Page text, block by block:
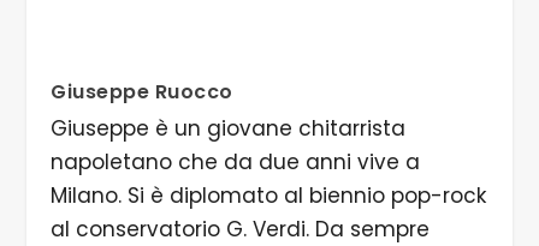
Giuseppe Ruocco
Giuseppe è un giovane chitarrista
napoletano che da due anni vive a
Milano. Si è diplomato al biennio pop-rock
al conservatorio G. Verdi. Da sempre